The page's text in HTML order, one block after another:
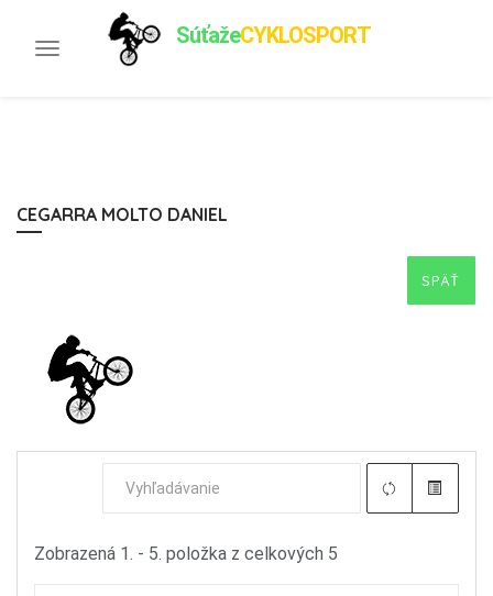
Toggle
SúťažeCYKLOSPORT
CEGARRA MOLTO DANIEL
SPÄŤ
Zobrazená 1. - 5. položka z celkových 5